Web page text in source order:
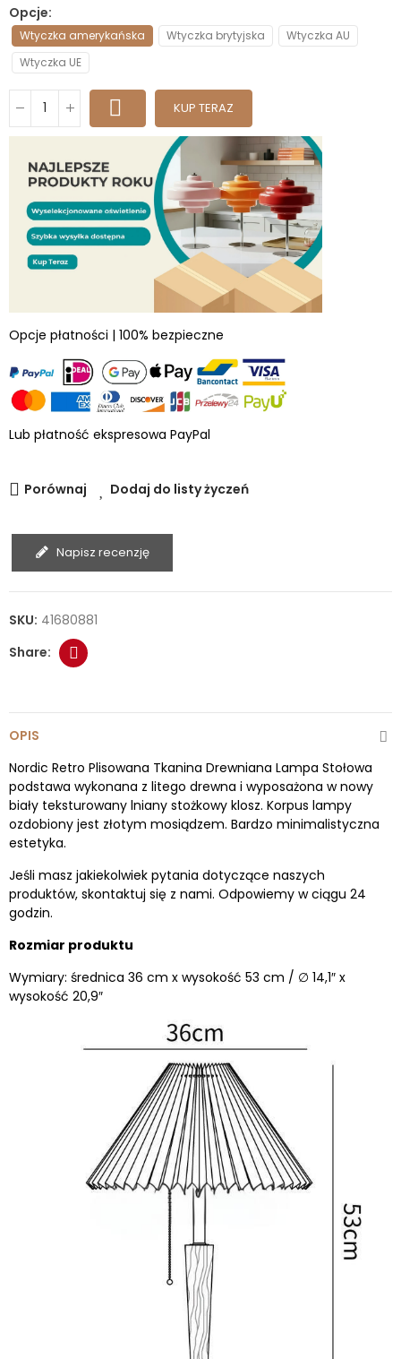
Opcje
Wtyczka amerykańska Wtyczka brytyjska
Wtyczka AU
Wtyczka UE
KUP TERAZ
Opcje płatności | 100% bezpieczne
Lub płatność ekspresowa PayPal
Porównaj Dodaj do listy życzeń
Napisz recenzję
SKU: 41680881
OPIS
Nordic Retro Plisowana Tkanina Drewniana Lampa Stołowa
podstawa wykonana z litego drewna i wyposażona w nowy
biały teksturowany lniany stożkowy klosz. Korpus lampy
ozdobiony jest złotym mosiądzem. Bardzo minimalistyczna
estetyka.
Jeśli masz jakiekolwiek pytania dotyczące naszych
produktów, skontaktuj się z nami. Odpowiemy w ciągu 24
godzin.
Rozmiar produktu
Wymiary: średnica 36 cm x wysokość 53 cm / ∅ 14,1″ x
wysokość 20,9″